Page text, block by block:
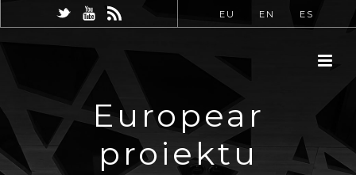
EU EN ES
Europear
proiektu